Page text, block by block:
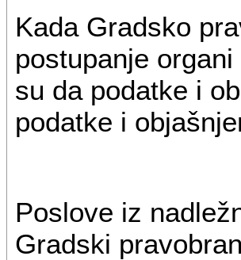
Kada Gradsko
postupanje
su da podatke i
podatke i
Poslove iz
Gradski